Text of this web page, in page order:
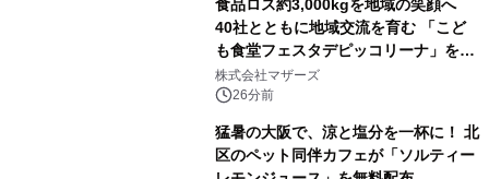
食品ロス約3,000kgを地域の笑顔へ
40社とともに地域交流を育む 「こど
も食堂フェスタデピッコリーナ」を9
月5日(土)開催
株式会社マザーズ
26分前
猛暑の大阪で、涼と塩分を一杯に！ 北
区のペット同伴カフェが「ソルティー